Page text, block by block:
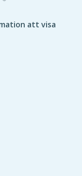
att visa